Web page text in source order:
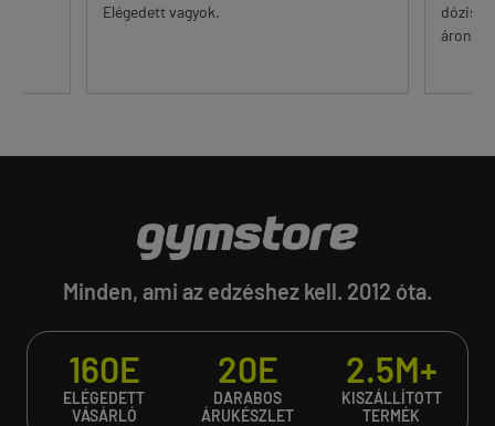
Elégedett vagyok.
dózisú K2
áron. Egyes
Minden, ami az edzéshez kell. 2012 óta.
160E
ELÉGEDETT
VÁSÁRLÓ
20E
DARABOS
ÁRUKÉSZLET
2.5M+
KISZÁLLÍTOTT
TERMÉK